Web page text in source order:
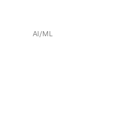
AI/ML